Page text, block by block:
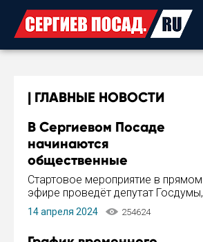
ГЛАВНЫЕ НОВОСТИ
В Сергиевом Посаде
начинаются
общественные
обсуждения Стратегии
развития города
Стартовое мероприятие в прямом
эфире проведёт депутат Госдумы,
инициатор и автор Концепции
развития Сергиева Посада и
14 апреля 2024 254624